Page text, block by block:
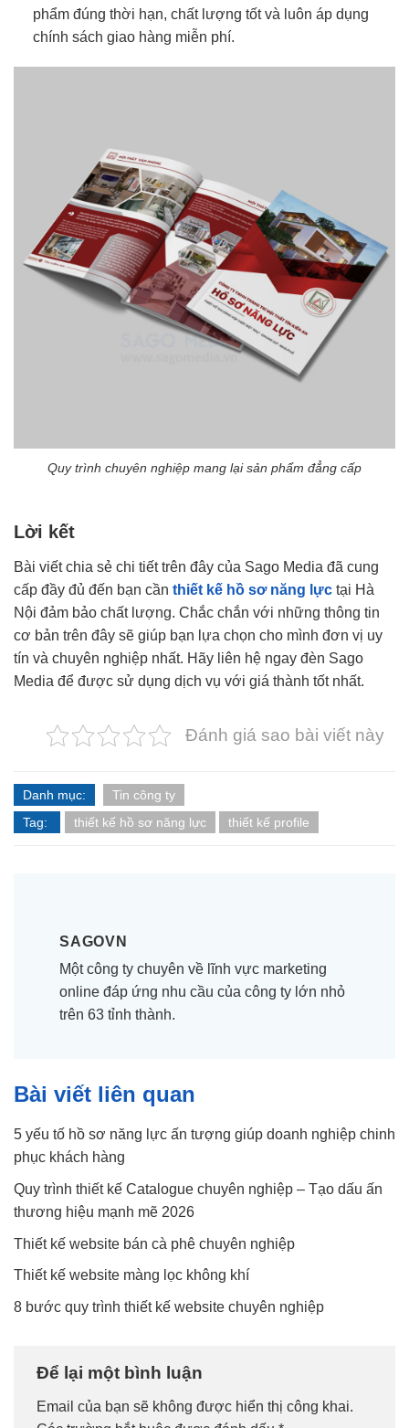
phẩm đúng thời hạn, chất lượng tốt và luôn áp dụng
chính sách giao hàng miễn phí.
Quy trình chuyên nghiệp mang lại sản phẩm đẳng cấp
Lời kết
Bài viết chia sẻ chi tiết trên đây của Sago Media đã cung
cấp đầy đủ đến bạn cần thiết kế hồ sơ năng lực tại Hà
Nội đảm bảo chất lượng. Chắc chắn với những thông tin
cơ bản trên đây sẽ giúp bạn lựa chọn cho mình đơn vị uy
tín và chuyên nghiệp nhất. Hãy liên hệ ngay đèn Sago
Media để được sử dụng dịch vụ với giá thành tốt nhất.
Đánh giá sao bài viết này
Danh mục:
Tin công ty
Tag:
thiết kế hồ sơ năng lực thiết kế profile
SAGOVN
Một công ty chuyên về lĩnh vực marketing
online đáp ứng nhu cầu của công ty lớn nhỏ
trên 63 tỉnh thành.
Bài viết liên quan
5 yếu tố hồ sơ năng lực ấn tượng giúp doanh nghiệp chinh
phục khách hàng
Quy trình thiết kế Catalogue chuyên nghiệp – Tạo dấu ấn
thương hiệu mạnh mẽ 2026
Thiết kế website bán cà phê chuyên nghiệp
Thiết kế website màng lọc không khí
8 bước quy trình thiết kế website chuyên nghiệp
Để lại một bình luận
Email của bạn sẽ không được hiển thị công khai.